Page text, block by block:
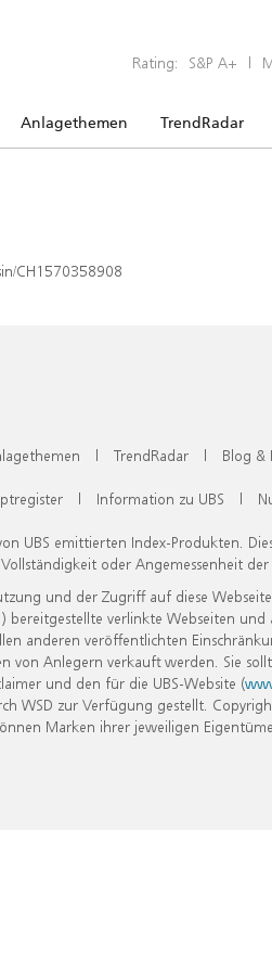
Rating: S&P A+ |
Anlagethemen TrendRadar
CH1570358908
| TrendRadar | Blog &
| Information zu UBS |
UBS emittierten Index-Produkten.
oder Angemessenheit
und der Zugriff auf diese
verlinkte Webseiten
anderen veröffentlichten
Anlegern verkauft werden. Sie
und den für die UBS-Website (
zur Verfügung gestellt.
Marken ihrer jeweiligen